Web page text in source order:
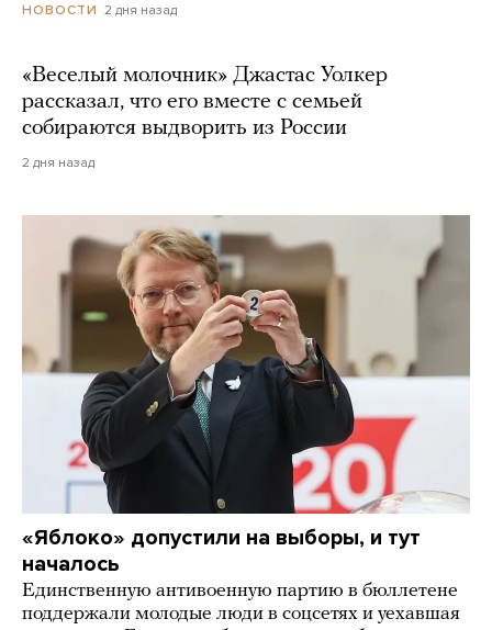
НОВОСТИ 2 дня назад
«Веселый молочник» Джастас Уолкер
рассказал, что его вместе с семьей
собираются выдворить из России
2 дня назад
«Яблоко» допустили на выборы, и тут
началось
Единственную антивоенную партию в бюллетене
поддержали молодые люди в соцсетях и уехавшая